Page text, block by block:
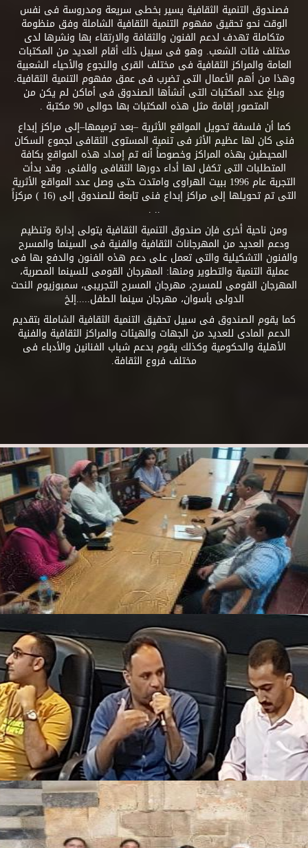
فصندوق التنمية الثقافية يسير بخطى سريعة ومدروسة فى نفس
الوقت نحو تحقيق مفهوم التنمية الثقافية الشاملة وفق منظومة
متكاملة تهدف لدعم الفنون والثقافة والارتقاء بها ونشرها لدى
مختلف فئات الشعب. وهو فى سبيل ذلك أقام العديد من المكتبات
العامة والمراكز الثقافية فى مختلف القرى والنجوع والأحياء الشعبية
وهذا من أهم الأعمال التى تضرب فى عمق مفهوم التنمية الثقافية.
وبلغ عدد المكتبات التى أنشأها الصندوق فى أماكن لم يكن من
المتصور إقامة مثل هذه المكتبات بها حوالى 90 مكتبة .
كما أن فلسفة تحويل المواقع الأثرية –بعد ترميمها–إلى مراكز إبداع
فنى كان لها عظيم الأثر فى تنمية المستوى الثقافى لجموع السكان
المحيطين بهذه المراكز وخصوصاً أنه تم إمداد هذه المواقع بكافة
المتطلبات التى تكفل لها أداء دورها الثقافى والفنى. وقد بدأت
التجربة عام 1996 ببيت الهراوى وامتدت حتى وصل عدد المواقع الأثرية
التى تم تحويلها إلى مراكز إبداع فنى تابعة للصندوق إلى (16 ) مركزاً
.. .
ومن ناحية أخرى فإن صندوق التنمية الثقافية يتولى إدارة وتنظيم
ودعم العديد من المهرجانات الثقافية والفنية فى السينما والمسرح
والفنون التشكيلية والتى تعمل على دعم هذه الفنون والدفع بها فى
عملية التنمية والتطوير ومنها: المهرجان القومى للسينما المصرية،
المهرجان القومى للمسرح، مهرجان المسرح التجريبى، سمبوزيوم النحت
الدولى بأسوان، مهرجان سينما الطفل.....إلخ
كما يقوم الصندوق فى سبيل تحقيق التنمية الثقافية الشاملة بتقديم
الدعم المادى للعديد من الجهات والهيئات والمراكز الثقافية والفنية
الأهلية والحكومية وكذلك يقوم بدعم شباب الفنانين والأدباء فى
مختلف فروع الثقافة.